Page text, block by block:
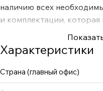
наличию всех
и комплектации,
микрофоном,
для общения с друзьями.
предотвращающий
активные меломаны. Ну а
карточка бренда!
Характеристики
Страна (главный офис)